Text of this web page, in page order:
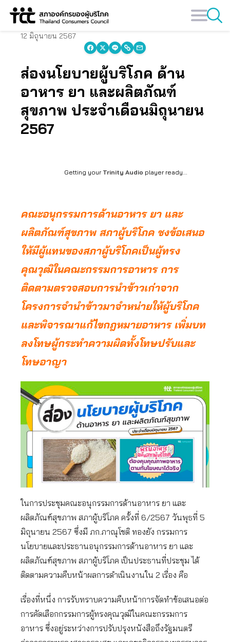
Skip
12 มิถุนายน 2567
ส่องนโยบายผู้บริโภค ด้าน
อาหาร ยา และผลิตภัณฑ์
สุขภาพ ประจำเดือนมิถุนายน
2567
Getting your Trinity Audio player ready...
คณะอนุกรรมการด้านอาหาร ยา และ
ผลิตภัณฑ์สุขภาพ สภาผู้บริโภค ชงข้อเสนอ
ให้มีผู้แทนของสภาผู้บริโภคเป็นผู้ทรง
คุณวุฒิในคณะกรรมการอาหาร การ
ติดตามตรวจสอบการนำข้าวเก่าจาก
โครงการจำนำข้าวมาจำหน่ายให้ผู้บริโภค
และพิจารณาแก้ไขกฎหมายอาหาร เพิ่มบท
ลงโทษผู้กระทำความผิดทั้งโทษปรับและ
โทษอาญา
ในการประชุมคณะอนุกรรมการด้านอาหาร ยา และ
ผลิตภัณฑ์สุขภาพ สภาผู้บริโภค ครั้งที่ 6/2567 วันพุธที่ 5
มิถุนายน 2567 ซึ่งมี ภก.ภาณุโชติ ทองยัง กรรมการ
นโยบายและประธานอนุกรรมการด้านอาหาร ยา และ
ผลิตภัณฑ์สุขภาพ สภาผู้บริโภค เป็นประธานที่ประชุม ได้
ติดตามความคืบหน้าผลการดำเนินงานใน 2 เรื่อง คือ
เรื่องที่หนึ่ง การรับทราบความคืบหน้าการจัดทำข้อเสนอต่อ
การคัดเลือกกรรมการผู้ทรงคุณวุฒิในคณะกรรมการ
อาหาร ซึ่งอยู่ระหว่างการปรับปรุงหนังสือถึงรัฐมนตรี